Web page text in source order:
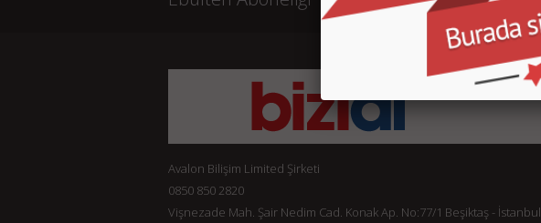
Avalon Bilişim Limited Şirketi
0850 850 2820
Vişnezade Mah. Şair Nedim Cad. Konak Ap. No:77/1 Beşiktaş - İstanbul